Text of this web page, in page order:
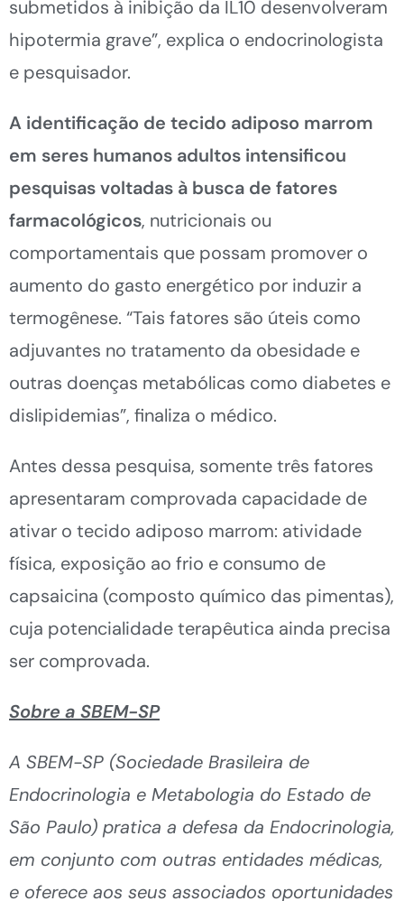
submetidos à inibição da IL10 desenvolveram
hipotermia grave”, explica o endocrinologista
e pesquisador.
A identificação de tecido adiposo marrom
em seres humanos adultos intensificou
pesquisas voltadas à busca de fatores
farmacológicos, nutricionais ou
comportamentais que possam promover o
aumento do gasto energético por induzir a
termogênese. “Tais fatores são úteis como
adjuvantes no tratamento da obesidade e
outras doenças metabólicas como diabetes e
dislipidemias”, finaliza o médico.
Antes dessa pesquisa, somente três fatores
apresentaram comprovada capacidade de
ativar o tecido adiposo marrom: atividade
física, exposição ao frio e consumo de
capsaicina (composto químico das pimentas),
cuja potencialidade terapêutica ainda precisa
ser comprovada.
Sobre a SBEM-SP
A SBEM-SP (Sociedade Brasileira de
Endocrinologia e Metabologia do Estado de
São Paulo) pratica a defesa da Endocrinologia,
em conjunto com outras entidades médicas,
e oferece aos seus associados oportunidades